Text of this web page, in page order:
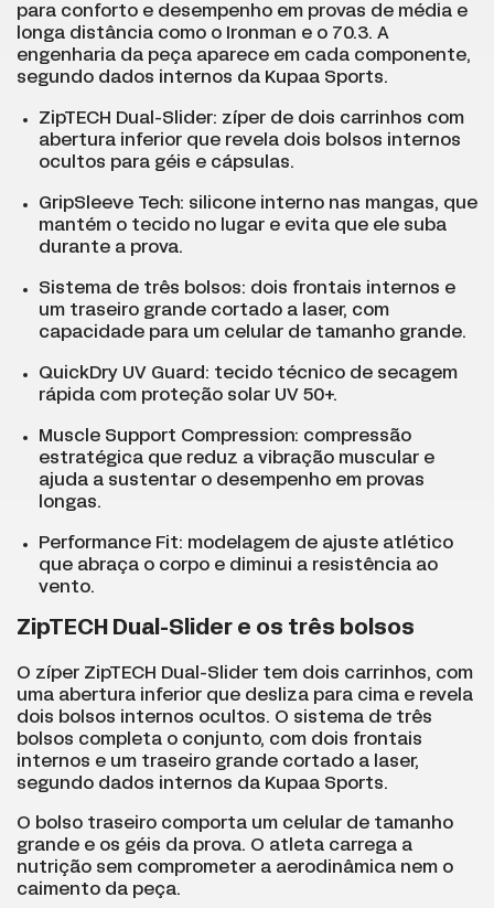
para conforto e desempenho em provas de média e
longa distância como o Ironman e o 70.3. A
engenharia da peça aparece em cada componente,
segundo dados internos da Kupaa Sports.
ZipTECH Dual-Slider: zíper de dois carrinhos com
abertura inferior que revela dois bolsos internos
ocultos para géis e cápsulas.
GripSleeve Tech: silicone interno nas mangas, que
mantém o tecido no lugar e evita que ele suba
durante a prova.
Sistema de três bolsos: dois frontais internos e
um traseiro grande cortado a laser, com
capacidade para um celular de tamanho grande.
QuickDry UV Guard: tecido técnico de secagem
rápida com proteção solar UV 50+.
Muscle Support Compression: compressão
estratégica que reduz a vibração muscular e
ajuda a sustentar o desempenho em provas
longas.
Performance Fit: modelagem de ajuste atlético
que abraça o corpo e diminui a resistência ao
vento.
ZipTECH Dual-Slider e os três bolsos
O zíper ZipTECH Dual-Slider tem dois carrinhos, com
uma abertura inferior que desliza para cima e revela
dois bolsos internos ocultos. O sistema de três
bolsos completa o conjunto, com dois frontais
internos e um traseiro grande cortado a laser,
segundo dados internos da Kupaa Sports.
O bolso traseiro comporta um celular de tamanho
grande e os géis da prova. O atleta carrega a
nutrição sem comprometer a aerodinâmica nem o
caimento da peça.